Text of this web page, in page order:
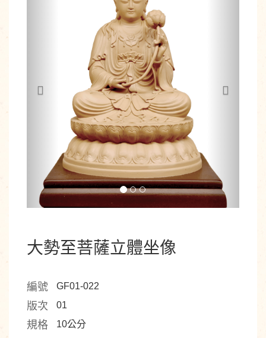
大勢至菩薩立體坐像
編號 GF01-022
版次 01
規格 10公分